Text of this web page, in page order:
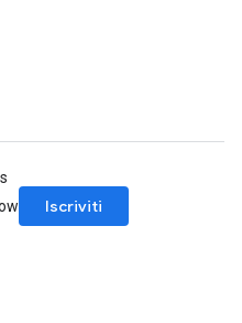
Iscriviti